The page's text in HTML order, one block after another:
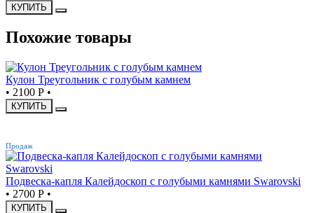
КУПИТЬ
Похожие товары
Кулон Треугольник с голубым камнем
• 2100 Р •
КУПИТЬ
Продаж
Подвеска-капля Калейдоскоп с голубыми камнями Swarovski
• 2700 Р •
КУПИТЬ